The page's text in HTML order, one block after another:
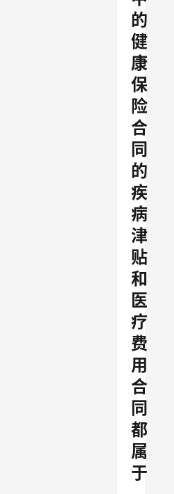
的
健
康
保
险
合
同
的
疾
病
津
贴
和
医
疗
费
用
合
同
都
属
于